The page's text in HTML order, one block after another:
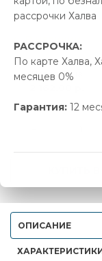
рассрочки Халва
РАССРОЧКА:
По карте Халва,
месяцев 0%
Гарантия: 12
Новая цена
ОПИСАНИЕ